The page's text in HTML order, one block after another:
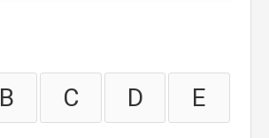
B C D E